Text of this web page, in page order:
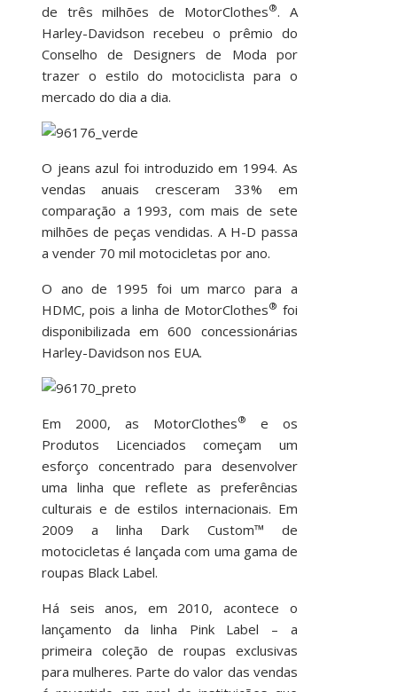
de três milhões de MotorClothes®. A
Harley-Davidson recebeu o prêmio do
Conselho de Designers de Moda por
trazer o estilo do motociclista para o
mercado do dia a dia.
O jeans azul foi introduzido em 1994. As
vendas anuais cresceram 33% em
comparação a 1993, com mais de sete
milhões de peças vendidas. A H-D passa
a vender 70 mil motocicletas por ano.
O ano de 1995 foi um marco para a
HDMC, pois a linha de MotorClothes® foi
disponibilizada em 600 concessionárias
Harley-Davidson nos EUA.
Em 2000, as MotorClothes®
e os
Produtos Licenciados começam um
esforço concentrado para desenvolver
uma linha que reflete as preferências
culturais e de estilos internacionais. Em
2009 a linha Dark Custom™ de
motocicletas é lançada com uma gama de
roupas Black Label.
Há seis anos, em 2010, acontece o
lançamento da linha Pink Label – a
primeira coleção de roupas exclusivas
para mulheres. Parte do valor das vendas